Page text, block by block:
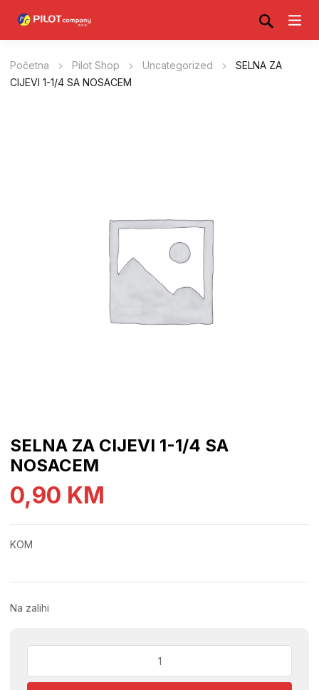
Početna Pilot Shop Uncategorized
SELNA ZA
CIJEVI 1-1/4 SA NOSACEM
SELNA ZA CIJEVI 1-1/4 SA
NOSACEM
0,90 KM
KOM
Na zalihi
CIJEVI